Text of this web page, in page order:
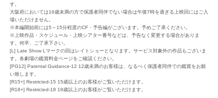
す。
大阪府においては16歳未満の方で保護者同伴でない場合は午後7時を過ぎる上映回にはご入
場いただけません。
※本編開始前には5～15分程度のCF・予告編がございます。予めご了承ください。
※上映作品・スケジュール・上映シアター番号などは、予告なく変更する場合がありま
す。何卒、ご了承下さい。
[L] Late Show Lマークの回はレイトショーとなります。サービス対象外の作品もございま
す。各劇場の鑑賞料金ページをご確認ください。
[PG12] Parental Guidance-12 12歳未満のお客様は、なるべく保護者同伴での鑑賞をお願
い致します。
[R15+] Restricted-15 15歳以上のお客様がご覧いただけます。
[R18+] Restricted-18 18歳以上のお客様がご覧いただけます。